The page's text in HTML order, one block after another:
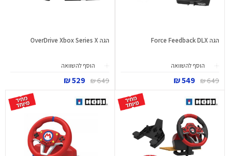
הגה Force Feedback DLX
הוסף להשוואה
649 ₪
549 ₪
הגה OverDrive Xbox Series X
הוסף להשוואה
649 ₪
529 ₪